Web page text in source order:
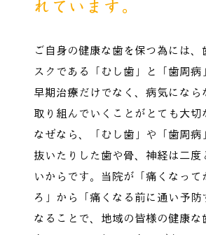
れています。
ご自身の健康な歯を保つ為には、
スクである「むし歯」と「歯周病
早期治療だけでなく、病気になら
取り組んでいくことがとても大切
なぜなら、「むし歯」や「歯周病
抜いたりした歯や骨、神経は二度
いからです。当院が「痛くなって
ろ」から「痛くなる前に通い予防
なることで、地域の皆様の健康な